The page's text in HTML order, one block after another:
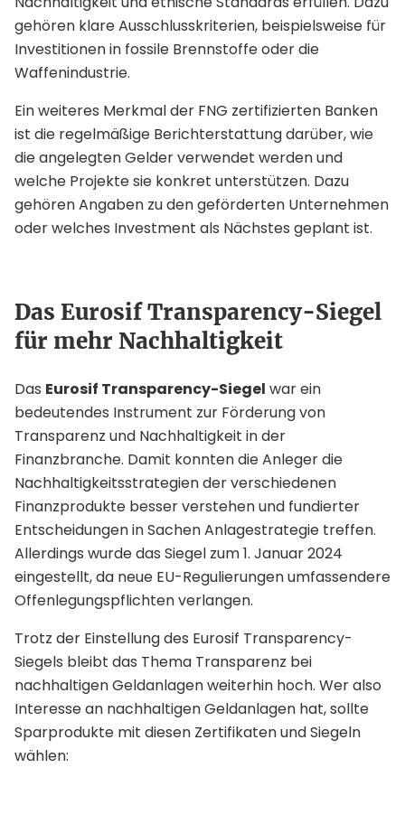
gehören klare Ausschlusskriterien, beispielsweise für
Investitionen in fossile Brennstoffe oder die
Waffenindustrie.
Ein weiteres Merkmal der FNG zertifizierten Banken
ist die regelmäßige Berichterstattung darüber, wie
die angelegten Gelder verwendet werden und
welche Projekte sie konkret unterstützen. Dazu
gehören Angaben zu den geförderten Unternehmen
oder welches Investment als Nächstes geplant ist.
Das Eurosif Transparency-Siegel
für mehr Nachhaltigkeit
Das Eurosif Transparency-Siegel war ein
bedeutendes Instrument zur Förderung von
Transparenz und Nachhaltigkeit in der
Finanzbranche. Damit konnten die Anleger die
Nachhaltigkeitsstrategien der verschiedenen
Finanzprodukte besser verstehen und fundierter
Entscheidungen in Sachen Anlagestrategie treffen.
Allerdings wurde das Siegel zum 1. Januar 2024
eingestellt, da neue EU-Regulierungen umfassendere
Offenlegungspflichten verlangen.
Trotz der Einstellung des Eurosif Transparency-
Siegels bleibt das Thema Transparenz bei
nachhaltigen Geldanlagen weiterhin hoch. Wer also
Interesse an nachhaltigen Geldanlagen hat, sollte
Sparprodukte mit diesen Zertifikaten und Siegeln
wählen: